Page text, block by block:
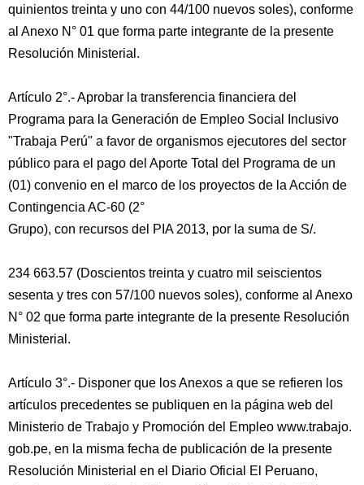
quinientos treinta y uno con 44/100 nuevos soles), conforme
al Anexo N° 01 que forma parte integrante de la presente
Resolución Ministerial.
Artículo 2°.- Aprobar la transferencia financiera del
Programa para la Generación de Empleo Social Inclusivo
"Trabaja Perú" a favor de organismos ejecutores del sector
público para el pago del Aporte Total del Programa de un
(01) convenio en el marco de los proyectos de la Acción de
Contingencia AC-60 (2°
Grupo), con recursos del PIA 2013, por la suma de S/.
234 663.57 (Doscientos treinta y cuatro mil seiscientos
sesenta y tres con 57/100 nuevos soles), conforme al Anexo
N° 02 que forma parte integrante de la presente Resolución
Ministerial.
Artículo 3°.- Disponer que los Anexos a que se refieren los
artículos precedentes se publiquen en la página web del
Ministerio de Trabajo y Promoción del Empleo www.trabajo.
gob.pe, en la misma fecha de publicación de la presente
Resolución Ministerial en el Diario Oficial El Peruano,